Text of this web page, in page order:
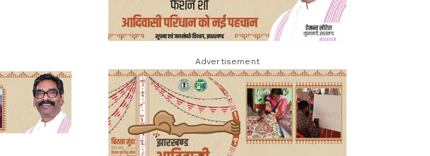
Advertisement